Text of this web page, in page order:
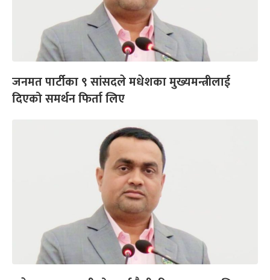
जनमत पार्टीका ९ सांसदले मधेशका मुख्यमन्त्रीलाई
दिएको समर्थन फिर्ता लिए